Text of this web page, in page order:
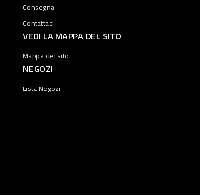
Consegna
Contattaci
VEDI LA MAPPA DEL SITO
Mappa del sito
NEGOZI
Lista Negozi